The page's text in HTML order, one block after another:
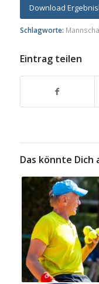
Download
Schlagworte:
Eintrag teilen
Das könnte